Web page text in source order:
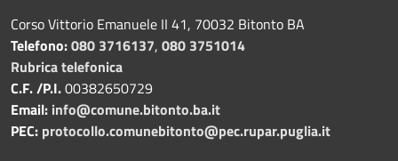
Corso Vittorio Emanuele II 41, 70032 Bitonto BA
Telefono:080 3716137, 080 3751014
Rubrica telefonica
C.F. /P.I.00382650729
Email: info@comune.bitonto.ba.it
PEC: protocollo.comunebitonto@pec.rupar.puglia.it